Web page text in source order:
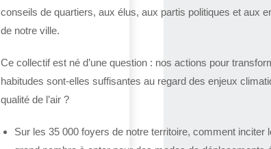
conseils de quartiers, aux élus, aux partis politiques et aux
de notre ville.
Ce collectif est né d’une question : nos actions pour
habitudes sont-elles suffisantes au regard des enjeux
qualité de l’air ?
Sur les 35 000 foyers de notre territoire, comment inciter